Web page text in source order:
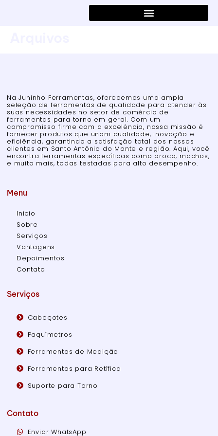
Na Juninho Ferramentas, oferecemos uma ampla
seleção de ferramentas de qualidade para atender às
suas necessidades no setor de comércio de
ferramentas para torno em geral. Com um
compromisso firme com a excelência, nossa missão é
fornecer produtos que unam qualidade, inovação e
eficiência, garantindo a satisfação total dos nossos
clientes em Santo Antônio do Monte e região. Aqui, você
encontra ferramentas específicas como broca, machos,
e muito mais, todas testadas para alto desempenho.
Menu
Início
Sobre
Serviços
Vantagens
Depoimentos
Contato
Serviços
Cabeçotes
Paquímetros
Ferramentas de Medição
Ferramentas para Retífica
Suporte para Torno
Contato
Enviar WhatsApp